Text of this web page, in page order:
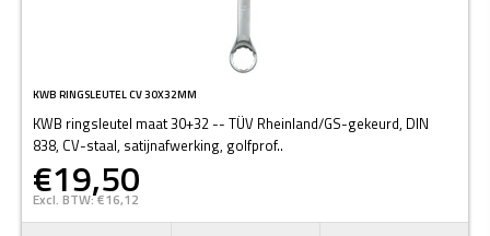
KWB RINGSLEUTEL CV 30X32MM
KWB ringsleutel maat 30+32 -- TÜV Rheinland/GS-gekeurd, DIN
838, CV-staal, satijnafwerking, golfprof..
€19,50
Excl. BTW: €16,12